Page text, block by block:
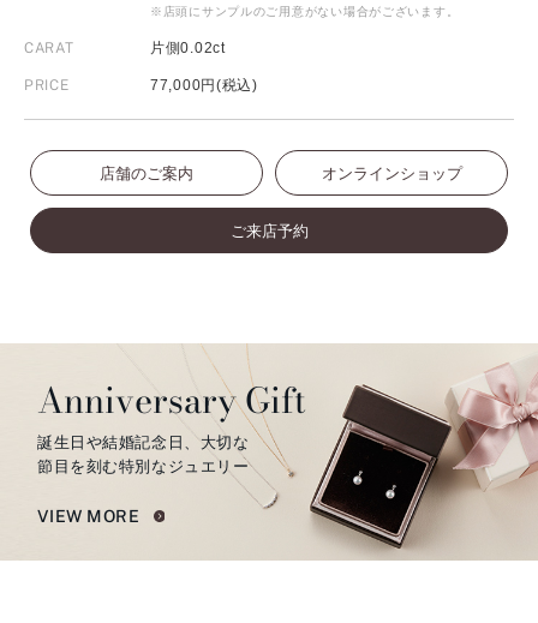
※店頭にサンプルのご用意がない場合がございます。
CARAT 片側0.02ct
PRICE 77,000円(税込)
店舗のご案内 オンラインショップ
ご来店予約
Anniversary Gift
誕生日や結婚記念日、大切な
節目を刻む特別なジュエリー
VIEW MORE